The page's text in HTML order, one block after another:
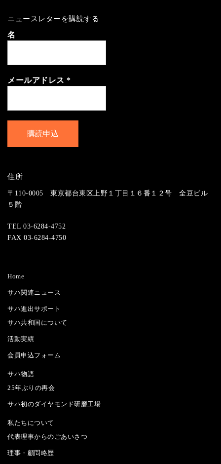
ニュースレターを購読する
名
メールアドレス *
住所
〒110-0005 東京都台東区上野１丁目１６番１２号 全豆ビル
５階
TEL 03-6284-4752
FAX 03-6284-4750
Home
サハ関連ニュース
サハ進出サポート
サハ共和国について
活動実績
会員申込フォーム
サハ物語
25年ぶりの再会
サハ初のダイヤモンド研磨工場
私たちについて
代表理事からのごあいさつ
理事・顧問略歴